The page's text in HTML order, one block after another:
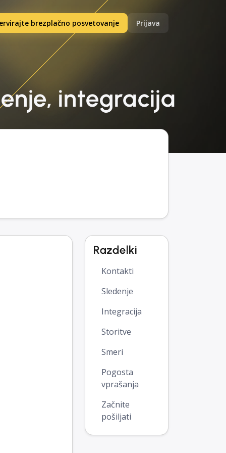
brezplačno posvetovanje Prijava
integracija
Razdelki
Kontakti
Sledenje
Integracija
Storitve
Smeri
Pogosta
vprašanja
Začnite
pošiljati